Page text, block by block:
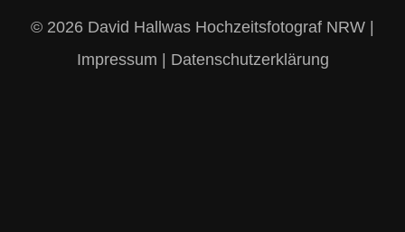
© 2026 David Hallwas Hochzeitsfotograf NRW |
Impressum
Datenschutzerklärung